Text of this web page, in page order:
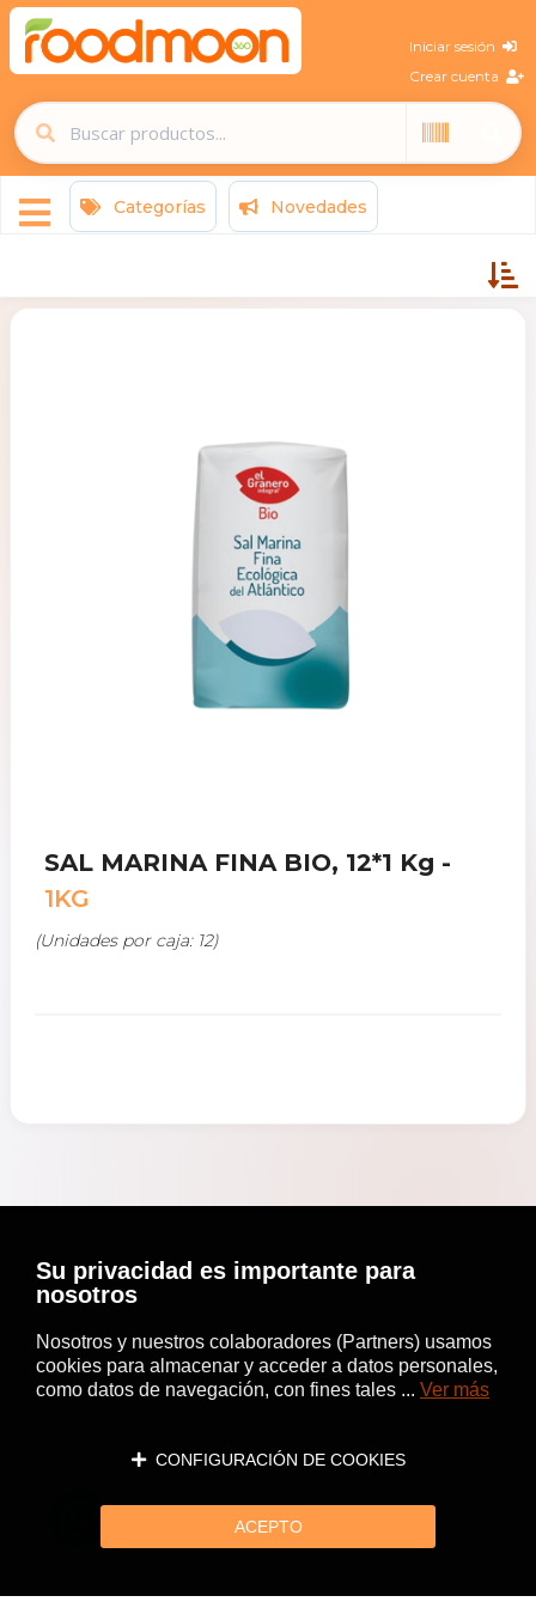
Iniciar sesión
Crear cuenta
Categorías Novedades
SAL MARINA FINA BIO, 12*1 Kg -
1KG
(Unidades por caja: 12)
Su privacidad es importante para
nosotros
Nosotros y nuestros colaboradores (Partners) usamos
cookies para almacenar y acceder a datos personales,
como datos de navegación, con fines tales ... Ver más
CONFIGURACIÓN DE COOKIES
ACEPTO